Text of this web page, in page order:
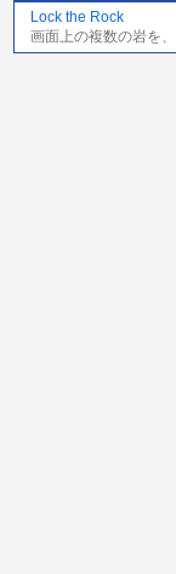
Lock the Rock
画面上の複数の岩を